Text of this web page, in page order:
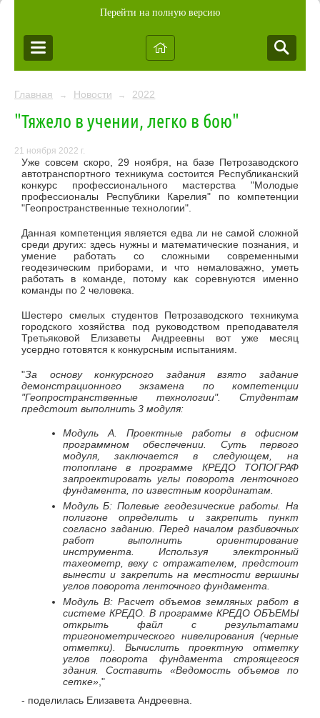
Перейти на полную версию
Главная → Новости → 2022
"Тяжело в учении, легко в бою"
21 ноября 2022 г.
Уже совсем скоро, 29 ноября, на базе Петрозаводского
автотранспортного техникума состоится Республиканский
конкурс профессионального мастерства "Молодые
профессионалы Республики Карелия" по компетенции
"Геопространственные технологии".
Данная компетенция является едва ли не самой сложной
среди других: здесь нужны и математические познания, и
умение работать со сложными современными
геодезическим приборами, и что немаловажно, уметь
работать в команде, потому как соревнуются именно
команды по 2 человека.
Шестеро смелых студентов Петрозаводского техникума
городского хозяйства под руководством преподавателя
Третьяковой Елизаветы Андреевны вот уже месяц
усердно готовятся к конкурсным испытаниям.
"За основу конкурсного задания взято задание
демонстрационного экзамена по компетенции
"Геопространственные технологии". Студентам
предстоит выполнить 3 модуля:
Модуль А. Проектные работы в офисном
программном обеспечении. Суть первого
модуля, заключается в следующем, на
топоплане в программе КРЕДО ТОПОГРАФ
запроектировать углы поворота ленточного
фундамента, по известным координатам.
Модуль Б: Полевые геодезические работы. На
полигоне определить и закрепить пункт
согласно заданию. Перед началом разбивочных
работ выполнить ориентирование
инструмента. Используя электронный
тахеометр, веху с отражателем, предстоит
вынести и закрепить на местности вершины
углов поворота ленточного фундамента.
Модуль В: Расчет объемов земляных работ в
системе КРЕДО. В программе КРЕДО ОБЪЕМЫ
открыть файл с результатами
тригонометрического нивелирования (черные
отметки). Вычислить проектную отметку
углов поворота фундамента строящегося
здания. Составить «Ведомость объемов по
сетке»,"
- поделилась Елизавета Андреевна.